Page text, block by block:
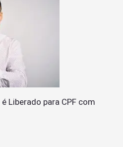
Liberado para CPF com